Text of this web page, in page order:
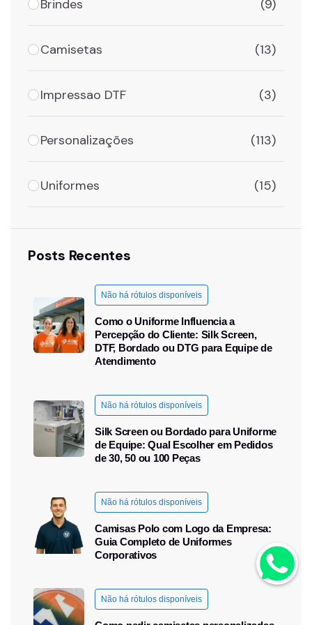
Brindes (9)
Camisetas (13)
Impressao DTF (3)
Personalizações (113)
Uniformes (15)
Posts Recentes
Não há rótulos disponíveis
Como o Uniforme Influencia a
Percepção do Cliente: Silk Screen,
DTF, Bordado ou DTG para Equipe de
Atendimento
Não há rótulos disponíveis
Silk Screen ou Bordado para Uniforme
de Equipe: Qual Escolher em Pedidos
de 30, 50 ou 100 Peças
Não há rótulos disponíveis
Camisas Polo com Logo da Empresa:
Guia Completo de Uniformes
Corporativos
Não há rótulos disponíveis